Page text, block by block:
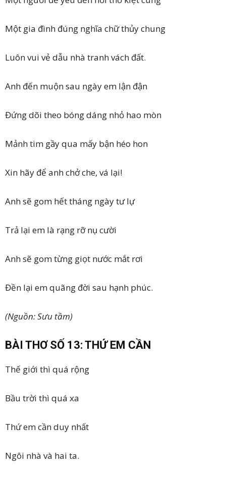
Một gia đình đúng nghĩa chữ thủy chung
Luôn vui vẻ dẫu nhà tranh vách đất.
Anh đến muộn sau ngày em lận đận
Đứng dõi theo bóng dáng nhỏ hao mòn
Mảnh tim gầy qua mấy bận héo hon
Xin hãy để anh chở che, vá lại!
Anh sẽ gom hết tháng ngày tư lự
Trả lại em là rạng rỡ nụ cười
Anh sẽ gom từng giọt nước mắt rơi
Đền lại em quãng đời sau hạnh phúc.
(Nguồn: Sưu tầm)
BÀI THƠ SỐ 13: THỨ EM CẦN
Thế giới thì quá rộng
Bầu trời thì quá xa
Thứ em cần duy nhất
Ngôi nhà và hai ta.